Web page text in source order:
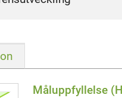
Måluppfyllelse